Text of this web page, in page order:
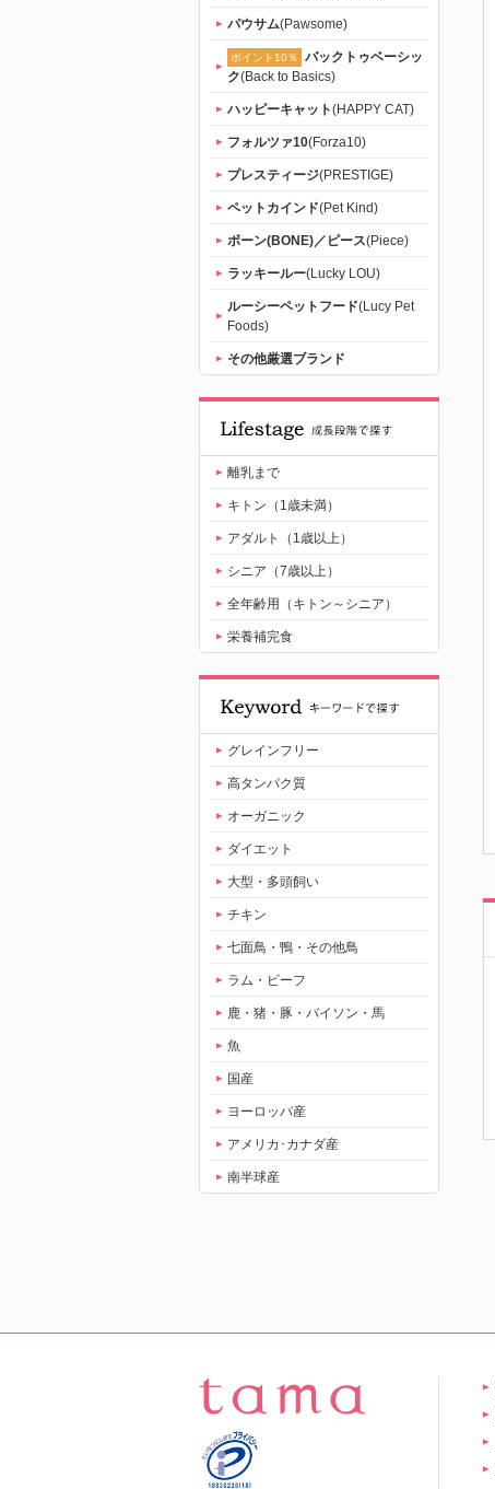
パウサム(Pawsome)
ポイント10％
バックトゥベーシッ
ク(Back to Basics)
ハッピーキャット(HAPPY CAT)
フォルツァ10(Forza10)
プレスティージ(PRESTIGE)
ペットカインド(Pet Kind)
ボーン(BONE)／ピース(Piece)
ラッキールー(Lucky LOU)
ルーシーペットフード(Lucy Pet
Foods)
その他厳選ブランド
離乳まで
キトン（1歳未満）
アダルト（1歳以上）
シニア（7歳以上）
全年齢用（キトン～シニア）
栄養補完食
グレインフリー
高タンパク質
オーガニック
ダイエット
大型・多頭飼い
チキン
七面鳥・鴨・その他鳥
ラム・ビーフ
鹿・猪・豚・バイソン・馬
魚
国産
ヨーロッパ産
アメリカ･カナダ産
南半球産